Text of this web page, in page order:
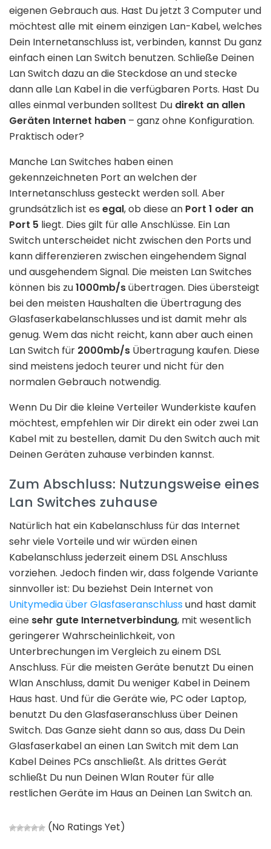
eigenen Gebrauch aus. Hast Du jetzt 3 Computer und
möchtest alle mit einem einzigen Lan-Kabel, welches
Dein Internetanschluss ist, verbinden, kannst Du ganz
einfach einen Lan Switch benutzen. Schließe Deinen
Lan Switch dazu an die Steckdose an und stecke
dann alle Lan Kabel in die verfügbaren Ports. Hast Du
alles einmal verbunden solltest Du direkt an allen
Geräten Internet haben – ganz ohne Konfiguration.
Praktisch oder?
Manche Lan Switches haben einen
gekennzeichneten Port an welchen der
Internetanschluss gesteckt werden soll. Aber
grundsätzlich ist es egal, ob diese an Port 1 oder an
Port 5 liegt. Dies gilt für alle Anschlüsse. Ein Lan
Switch unterscheidet nicht zwischen den Ports und
kann differenzieren zwischen eingehendem Signal
und ausgehendem Signal. Die meisten Lan Switches
können bis zu1000mb/sübertragen. Dies übersteigt
bei den meisten Haushalten die Übertragung des
Glasfaserkabelanschlusses und ist damit mehr als
genug. Wem das nicht reicht, kann aber auch einen
Lan Switch für 2000mb/s Übertragung kaufen. Diese
sind meistens jedoch teurer und nicht für den
normalen Gebrauch notwendig.
Wenn Du Dir die kleine Verteiler Wunderkiste kaufen
möchtest, empfehlen wir Dir direkt ein oder zwei Lan
Kabel mit zu bestellen, damit Du den Switch auch mit
Deinen Geräten zuhause verbinden kannst.
Zum Abschluss: Nutzungsweise eines
Lan Switches zuhause
Natürlich hat ein Kabelanschluss für das Internet
sehr viele Vorteile und wir würden einen
Kabelanschluss jederzeit einem DSL Anschluss
vorziehen. Jedoch finden wir, dass folgende Variante
sinnvoller ist: Du beziehst Dein Internet von
Unitymedia über Glasfaseranschlussund hast damit
eine sehr gute Internetverbindung, mit wesentlich
geringerer Wahrscheinlichkeit, von
Unterbrechungen im Vergleich zu einem DSL
Anschluss. Für die meisten Geräte benutzt Du einen
Wlan Anschluss, damit Du weniger Kabel in Deinem
Haus hast. Und für die Geräte wie, PC oder Laptop,
benutzt Du den Glasfaseranschluss über Deinen
Switch. Das Ganze sieht dann so aus, dass Du Dein
Glasfaserkabel an einen Lan Switch mit dem Lan
Kabel Deines PCs anschließt. Als drittes Gerät
schließt Du nun Deinen Wlan Router für alle
restlichen Geräte im Haus an Deinen Lan Switch an.
(No Ratings Yet)